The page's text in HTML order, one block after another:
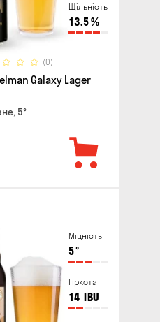
Щільність
13.5%
(0)
Galaxy Lager
5°
Міцність
5°
Гіркота
14 IBU